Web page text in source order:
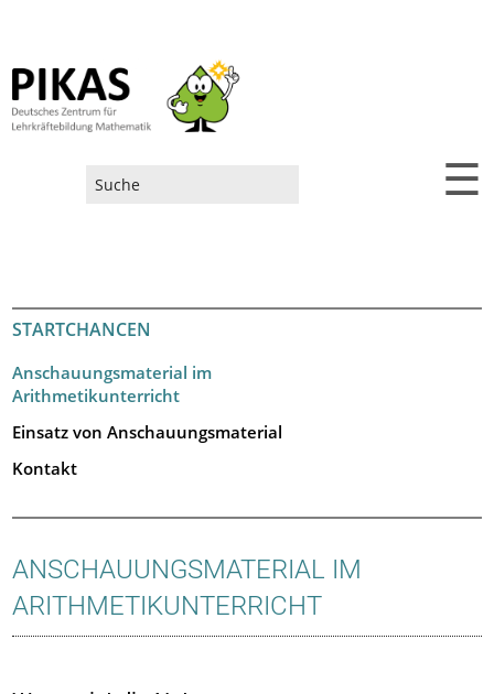
☰
STARTCHANCEN
Anschauungsmaterial im
Arithmetikunterricht
Einsatz von Anschauungsmaterial
Kontakt
ANSCHAUUNGSMATERIAL IM
ARITHMETIKUNTERRICHT